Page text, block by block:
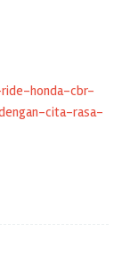
honda-cbr-
cita-rasa-